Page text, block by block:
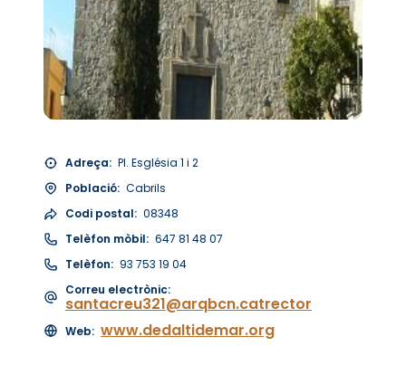
Adreça: Pl. Església 1 i 2
Població: Cabrils
Codi postal: 08348
Telèfon mòbil: 647 81 48 07
Telèfon: 93 753 19 04
Correu electrònic:
santacreu321@arqbcn.catrector
Web: www.dedaltidemar.org